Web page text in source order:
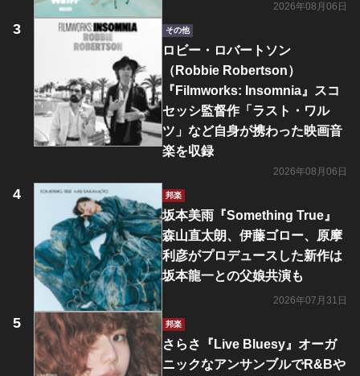
2026年08月06日
その他
ロビー・ロバートソン
（Robbie Robertson）
『Filmworks: Insomnia』スコ
セッシ監督作「ラスト・ワル
ツ」など自身が携わった映画音
楽を収録
2026年08月06日
邦楽
坂本美雨『Something True』
森山直太朗、伊藤ゴロー、原摩
利彦がプロデュースした新作は
坂本龍一との父娘共演も
2026年07月31日
邦楽
さらさ『Live Bluesy』オーガ
ニックなアンサンブルでR&Bや